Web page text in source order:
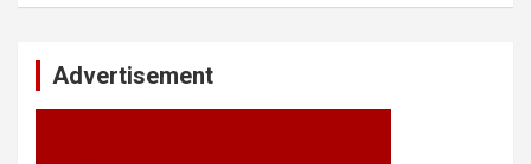
Advertisement